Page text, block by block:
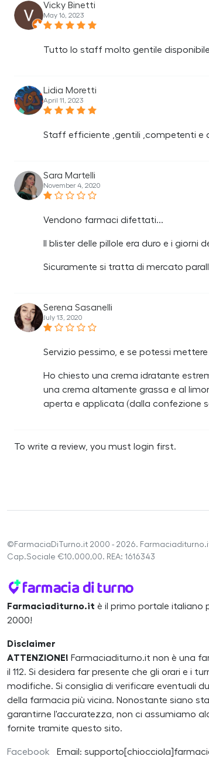
Vicky Binetti
May 16, 2023
Tutto lo staff molto gentile
Lidia Moretti
April 11, 2023
Staff efficiente ,gentili ,competenti e
Sara Martelli
November 4, 2020
Vendono farmaci difettati...
Il blister delle pillole era duro e i
Sicuramente si tratta di mercato
Serena Sasanelli
July 13, 2020
Servizio pessimo, e se potessi
Ho chiesto una crema idratante
una crema altamente grassa e al
aperta e applicata (dalla confezione
To write a review, you must login first.
©FarmaciaDiTurno.it 2000 - 2026. Farmaciaditurno.it
Cap.Sociale €10.000,00. REA: 1616343
Farmaciaditurno.it è il primo portale italiano
2000!
Disclaimer
ATTENZIONE! Farmaciaditurno.it non è una
il 112. Si desidera far presente che gli orari e i
modifiche. Si consiglia di verificare eventuali
della farmacia più vicina. Nonostante siano
garantirne l'accuratezza, non ci assumiamo
fornite tramite questo sito.
Facebook Email: